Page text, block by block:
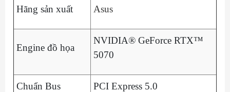
Hãng sản xuất Asus
Engine đồ họa
NVIDIA® GeForce RTX™
5070
Chuẩn Bus PCI Express 5.0